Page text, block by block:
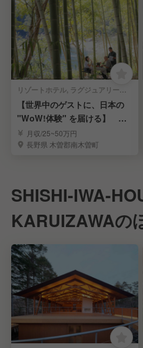
リゾートホテル, ラグジュアリーホテル | 宿泊部門 | 宿泊全般
【世界中のゲストに、日本の
"WoW!体験" を届ける】 英
語バトラー募集
月収/25~50万円
長野県 木曽郡南木曽町
SHISHI-IWA-
KARUIZAWAの